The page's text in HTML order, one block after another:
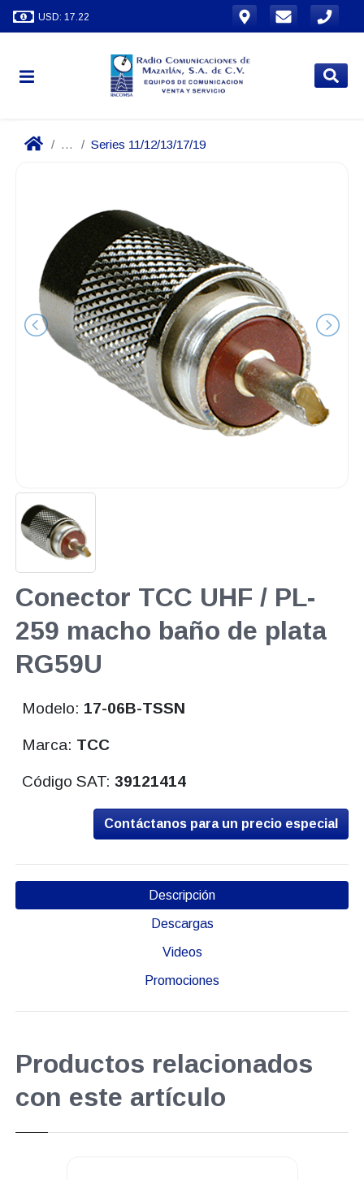
USD: 17.22
... Series 11/12/13/17/19
Conector TCC UHF / PL-
259 macho baño de plata
RG59U
Modelo: 17-06B-TSSN
Marca: TCC
Código SAT:39121414
Contáctanos para un precio especial
Descripción
Descargas
Videos
Promociones
Productos relacionados
con este artículo